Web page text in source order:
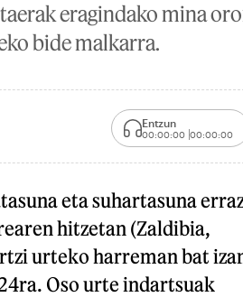
eragindako mina
bide malkarra.
Entzun
00:00:00 00:00:00
eta suhartasuna
hitzetan (Zaldibia,
urteko harreman bat
Oso urte indartsuak